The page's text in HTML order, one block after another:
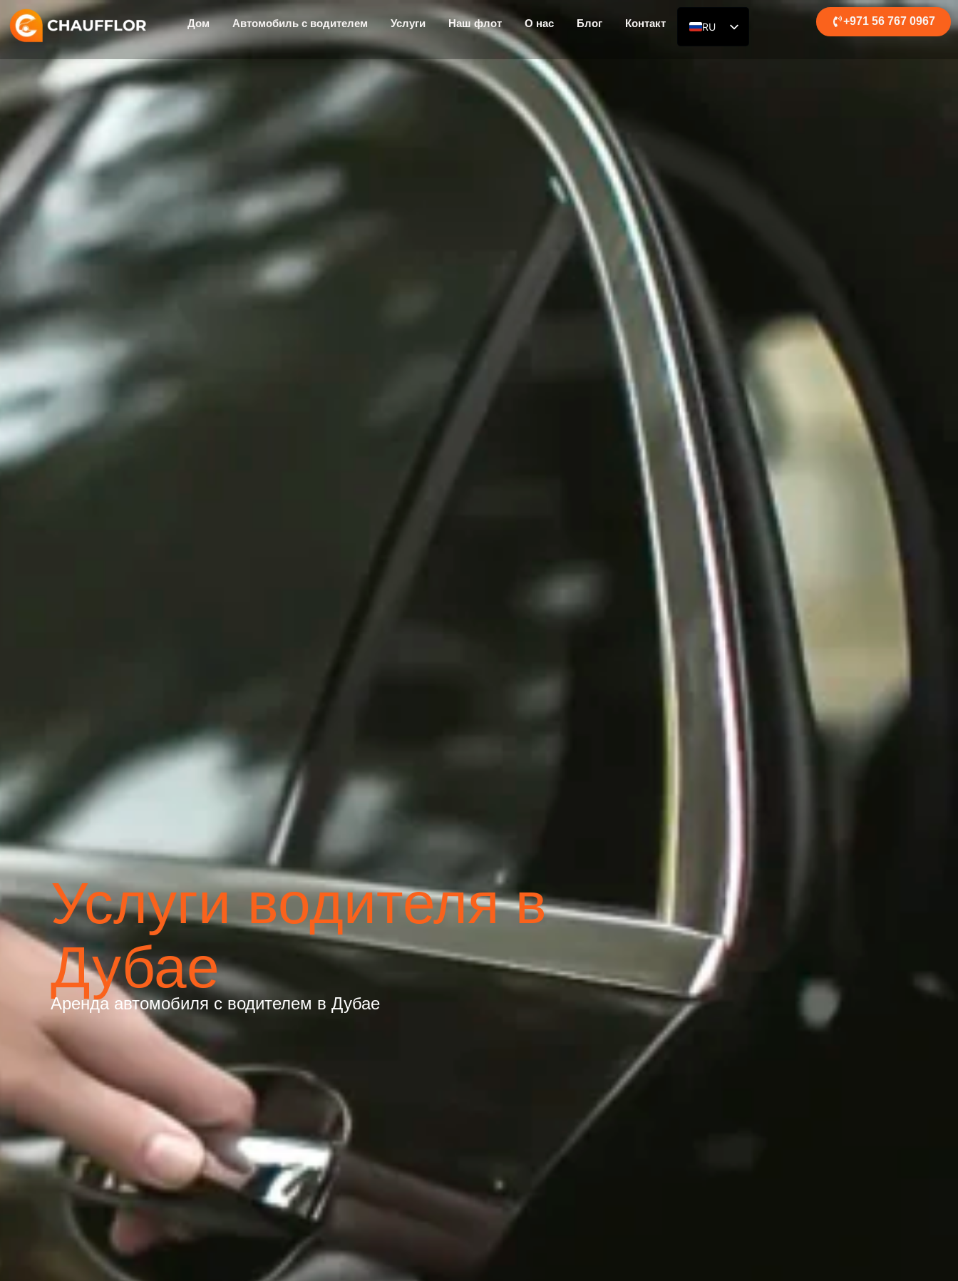
Перейти
к
содержимому
Дом Автомобиль с водителем Услуги Наш флот О нас Блог Контакт
RU
+971 56 767 0967
Услуги водителя в
Дубае
Аренда автомобиля с водителем в Дубае